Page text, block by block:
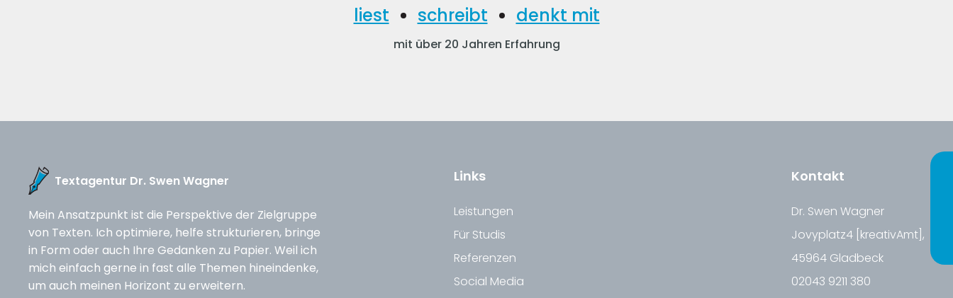
liest schreibt denkt mit
mit über 20 Jahren Erfahrung
Textagentur Dr. Swen Wagner
Mein Ansatzpunkt ist die Perspektive der Zielgruppe
von Texten. Ich optimiere, helfe strukturieren, bringe
in Form oder auch Ihre Gedanken zu Papier. Weil ich
mich einfach gerne in fast alle Themen hineindenke,
um auch meinen Horizont zu erweitern.
Links
Leistungen
Für Studis
Referenzen
Social Media
Kontakt
Dr. Swen Wagner
Jovyplatz4 [kreativAmt],
45964 Gladbeck
02043 9211 380